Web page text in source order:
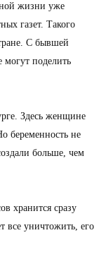
жизни уже
газет. Такого
С бывшей
могут поделить
Здесь женщине
беременность не
больше, чем
хранится сразу
все уничтожить, его